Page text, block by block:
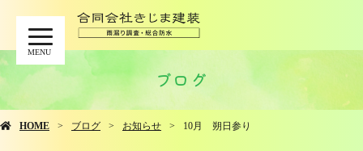
MENU
ブログ
HOME ブログ お知らせ 10月 朔日参り